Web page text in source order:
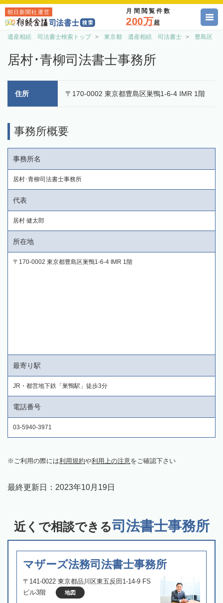
朝日新聞社運営 月間閲覧件数
200万超
遺産相続 司法書士検索トップ 東京都 遺産相続 司法書士 豊島区
居村･青柳司法書士事務所
住所 〒170-0002 東京都豊島区巣鴨1-6-4 IMR 1階
事務所概要
事務所名
居村･青柳司法書士事務所
代表
居村 健太郎
所在地
〒170-0002 東京都豊島区巣鴨1-6-4 IMR 1階
最寄り駅
JR・都営地下鉄「巣鴨駅」徒歩3分
電話番号
03-5940-3971
ご利用の際には利用規約や利用上の注意をご確認下さい
最終更新日： 2023年10月19日
近くで相談できる司法書士事務所
マザーズ法務司法書士事務所
〒141-0022 東京都品川区東五反田1-14-9 FS
ビル3階
地図